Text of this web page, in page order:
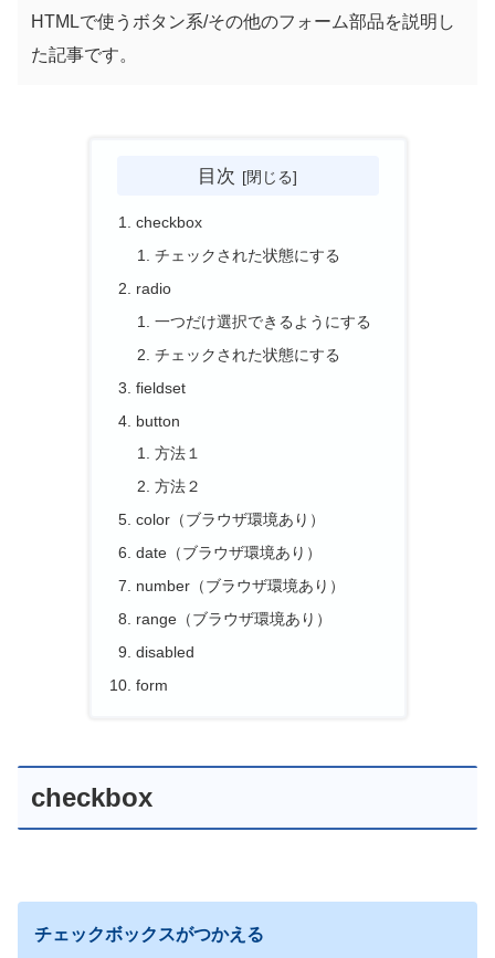
HTMLで使うボタン系/その他のフォーム部品を説明し
た記事です。
目次
checkbox
チェックされた状態にする
radio
一つだけ選択できるようにする
チェックされた状態にする
fieldset
button
方法１
方法２
color（ブラウザ環境あり）
date（ブラウザ環境あり）
number（ブラウザ環境あり）
range（ブラウザ環境あり）
disabled
form
checkbox
チェックボックスがつかえる